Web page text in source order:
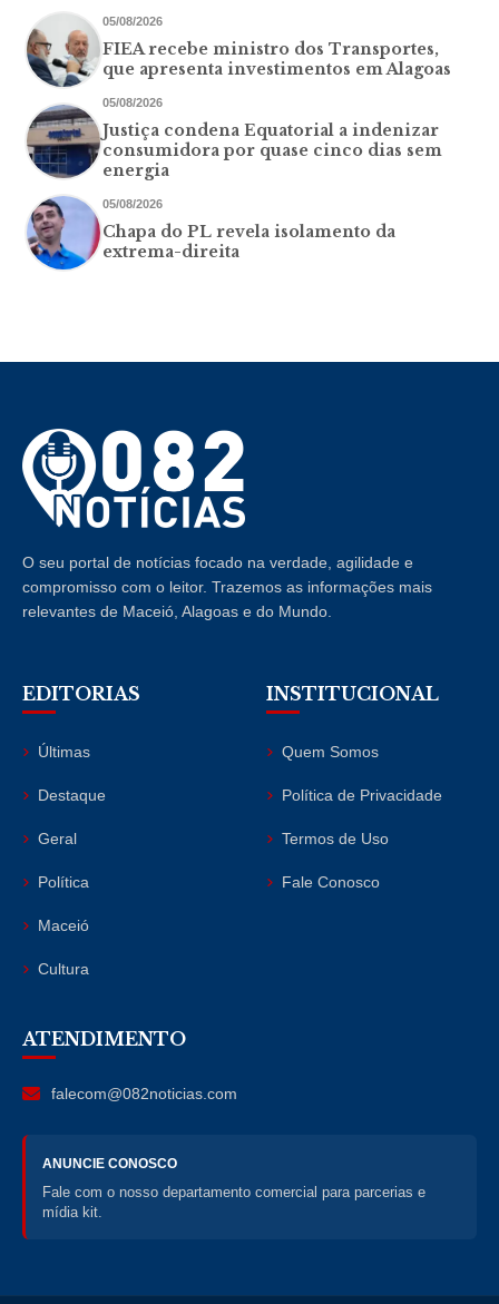
05/08/2026
FIEA recebe ministro dos Transportes,
que apresenta investimentos em Alagoas
05/08/2026
Justiça condena Equatorial a indenizar
consumidora por quase cinco dias sem
energia
05/08/2026
Chapa do PL revela isolamento da
extrema-direita
O seu portal de notícias focado na verdade, agilidade e
compromisso com o leitor. Trazemos as informações mais
relevantes de Maceió, Alagoas e do Mundo.
EDITORIAS
Últimas
Destaque
Geral
Política
Maceió
Cultura
INSTITUCIONAL
Quem Somos
Política de Privacidade
Termos de Uso
Fale Conosco
ATENDIMENTO
falecom@082noticias.com
ANUNCIE CONOSCO
Fale com o nosso departamento comercial para parcerias e
mídia kit.